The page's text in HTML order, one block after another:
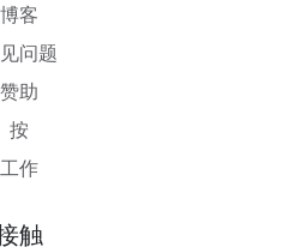
博客
问题
赞助
按
工作
触